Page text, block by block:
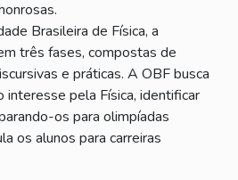
Brasileira de Física, a
três fases, compostas de
e práticas. A OBF busca
pela Física, identificar
os para olimpíadas
os alunos para carreiras